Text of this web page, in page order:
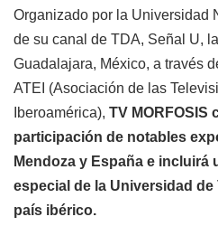
Organizado por la Universidad
de su canal de TDA, Señal U,
Guadalajara, México, a través
ATEI (Asociación de las
Iberoamérica), TV MORFOSIS
participación de notables
Mendoza y España e incluirá
especial de la Universidad de
país ibérico.